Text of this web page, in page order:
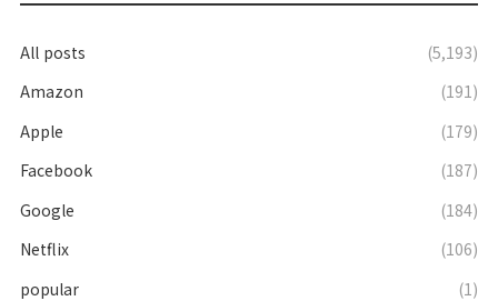
All posts
(5,193)
Amazon
(191)
Apple
(179)
Facebook
(187)
Google
(184)
Netflix
(106)
popular
(1)